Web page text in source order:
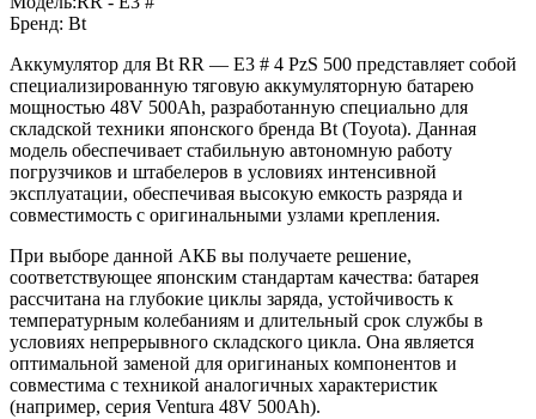
Бренд: Bt
Аккумулятор для Bt RR — E3 # 4 PzS 500 представляет собой
специализированную тяговую аккумуляторную батарею
мощностью 48V 500Ah, разработанную специально для
складской техники японского бренда Bt (Toyota). Данная
модель обеспечивает стабильную автономную работу
погрузчиков и штабелеров в условиях интенсивной
эксплуатации, обеспечивая высокую емкость разряда и
совместимость с оригинальными узлами крепления.
При выборе данной АКБ вы получаете решение,
соответствующее японским стандартам качества: батарея
рассчитана на глубокие циклы заряда, устойчивость к
температурным колебаниям и длительный срок службы в
условиях непрерывного складского цикла. Она является
оптимальной заменой для оригинаных компонентов и
совместима с техникой аналогичных характеристик
(например, серия Ventura 48V 500Ah).